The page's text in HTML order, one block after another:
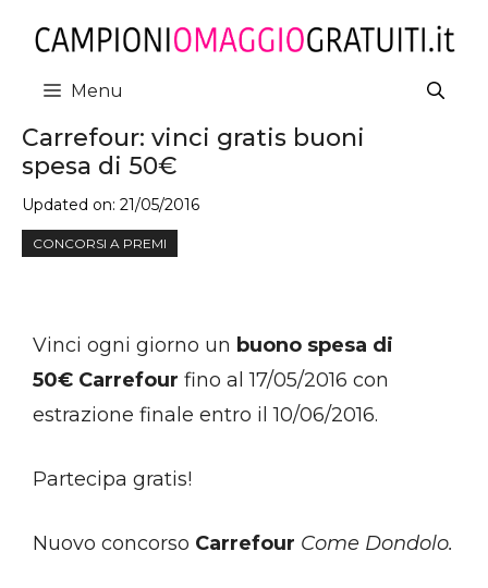
contenuto
Menu
Carrefour: vinci gratis buoni
spesa di 50€
Updated on: 21/05/2016
CONCORSI A PREMI
Vinci ogni giorno un buono spesa di
50€ Carrefour fino al 17/05/2016 con
estrazione finale entro il 10/06/2016.
Partecipa gratis!
Nuovo concorso Carrefour Come Dondolo.